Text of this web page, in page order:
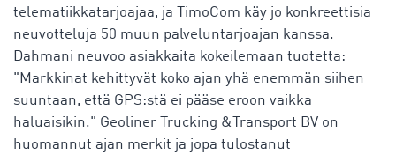
telematiikkatarjoajaa, ja TimoCom käy jo konkreettisia
neuvotteluja 50 muun palveluntarjoajan kanssa.
Dahmani neuvoo asiakkaita kokeilemaan tuotetta:
"Markkinat kehittyvät koko ajan yhä enemmän siihen
suuntaan, että GPS:stä ei pääse eroon vaikka
haluaisikin." Geoliner Trucking &Transport BV on
huomannut ajan merkit ja jopa tulostanut